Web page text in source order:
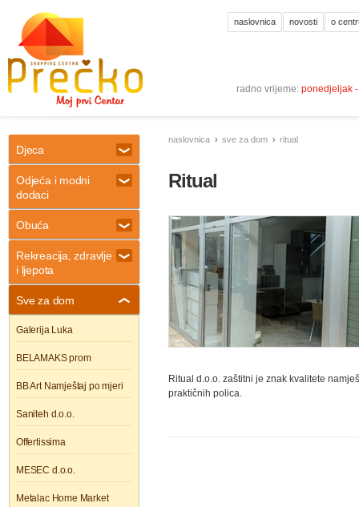
naslovnica novosti o
radno vrijeme: ponedjeljak
naslovnica sve za dom ritual
Ritual
Ritual d.o.o. zaštitni je znak kvalitete
praktičnih polica.
Djeca
Odjeća i modni
dodaci
Obuća
Rekreacija, zdravlje
i ljepota
Sve za dom
Galerija Luka
BELAMAKS prom
BB Art Namještaj po mjeri
Saniteh d.o.o.
Offertissima
MESEC d.o.o.
Metalac Home Market